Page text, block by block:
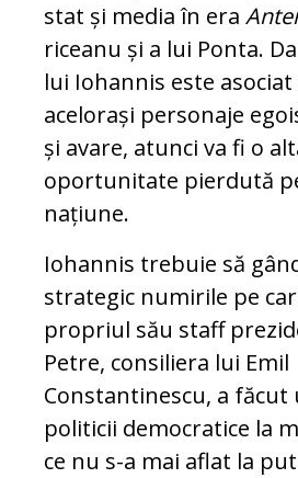
stat și media în era
riceanu și a lui Ponta.
lui Io­hannis este asociat
ace­lo­rași personaje
și avare, atunci va fi o
oportunitate pierdută
națiune.
Iohannis trebuie să
strategic nu­mirile pe
propriul său staff
Petre, consiliera lui Emil
Constantinescu, a
politicii democratice la
ce nu s-a mai aflat la